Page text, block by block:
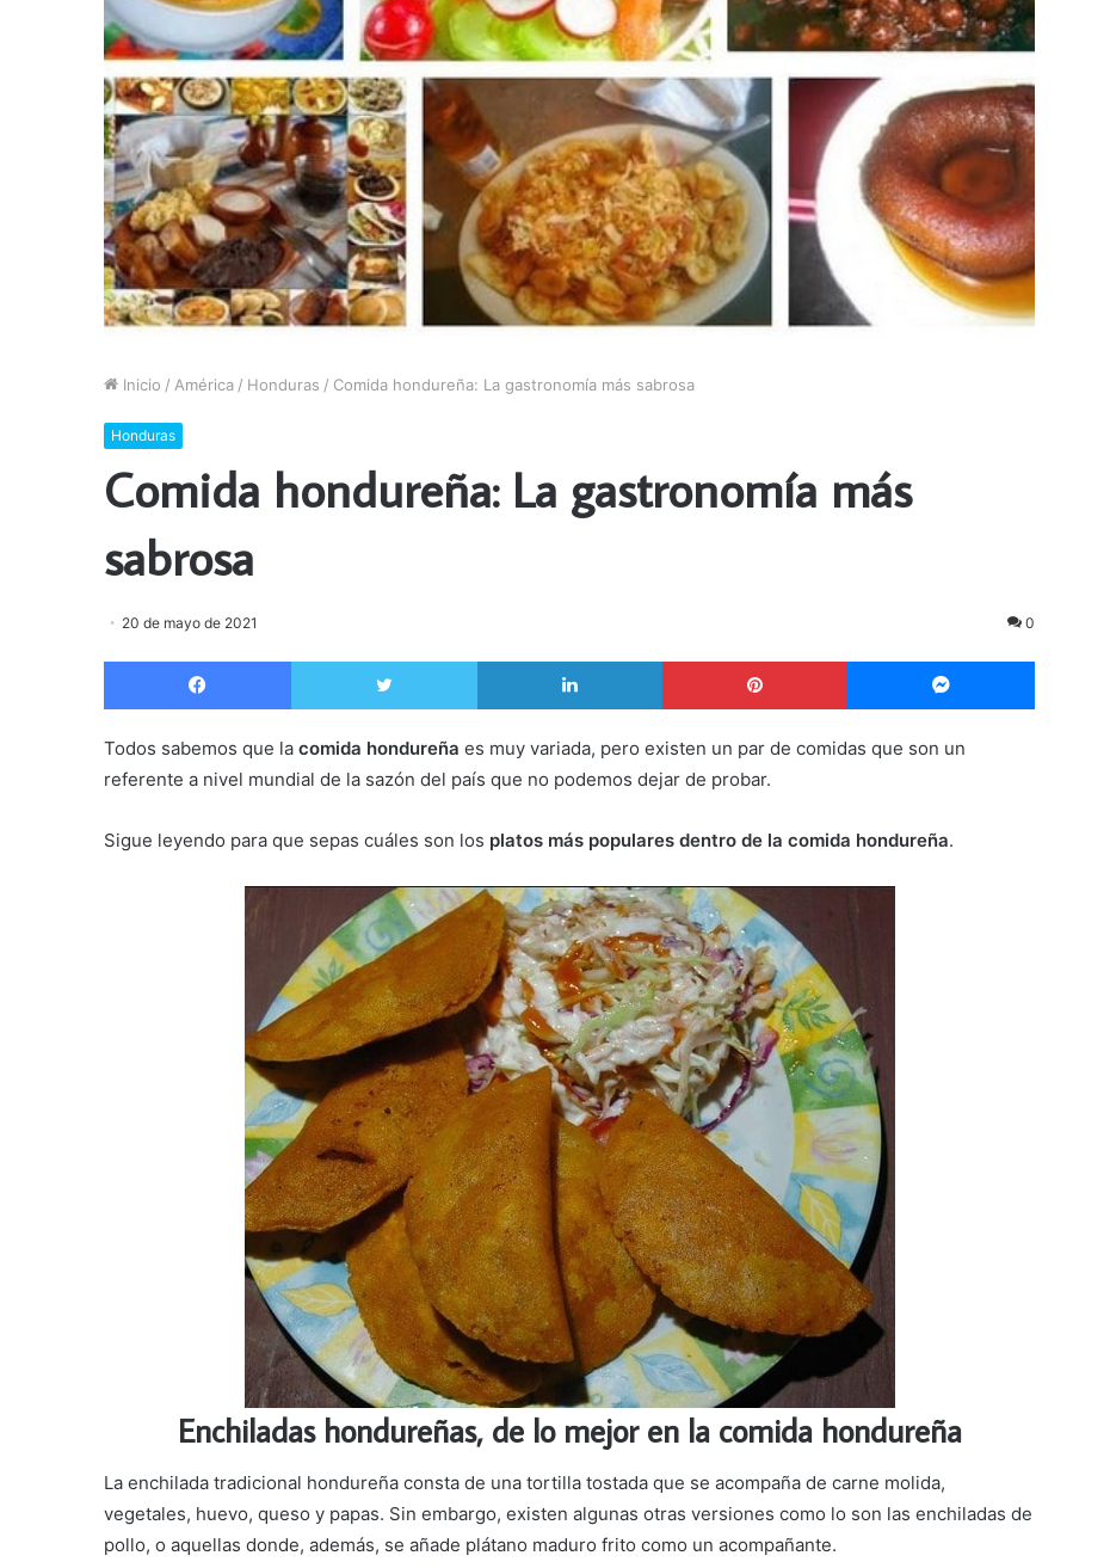
Inicio / América / Honduras / Comida hondureña: La gastronomía más sabrosa
Honduras
Comida hondureña: La gastronomía más
sabrosa
20 de mayo de 2021 0
Facebook Twitter LinkedIn Pinterest Messenger
Todos sabemos que la comida hondureña es muy variada, pero existen un par de comidas que son un
referente a nivel mundial de la sazón del país que no podemos dejar de probar.
Sigue leyendo para que sepas cuáles son los platos más populares dentro de la comida hondureña.
Enchiladas hondureñas, de lo mejor en la comida hondureña
La enchilada tradicional hondureña consta de una tortilla tostada que se acompaña de carne molida,
vegetales, huevo, queso y papas. Sin embargo, existen algunas otras versiones como lo son las enchiladas de
pollo, o aquellas donde, además, se añade plátano maduro frito como un acompañante.